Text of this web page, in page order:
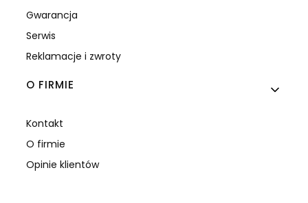
Gwarancja
Serwis
Reklamacje i zwroty
O FIRMIE
Kontakt
O firmie
Opinie klientów